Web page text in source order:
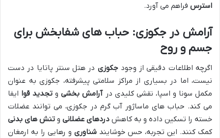
استرس فراهم می آورد.
آرامش در جکوزی: حباب های شفابخش برای
جسم و روح
اگرچه اطلاعات دقیقی از وجودجکوزی در هتل سنتر پاتایا در دست
نیست، اما در بسیاری از مراکز سلامتی پیشرفته، جکوزی به عنوان
مکمل سونا و اسپا، نقشی کلیدی درآرامش بخشیو تجدید قوا ایفا
می کند. حباب های ماساژور آب گرم در جکوزی، می توانند عضلات
خسته را تسکین داده و به کاهش دردهای عضلانی و تنش های بدنی
کمک کنند. این تجربه، حس خوشایند شناوری و رهایی را به ارمغان